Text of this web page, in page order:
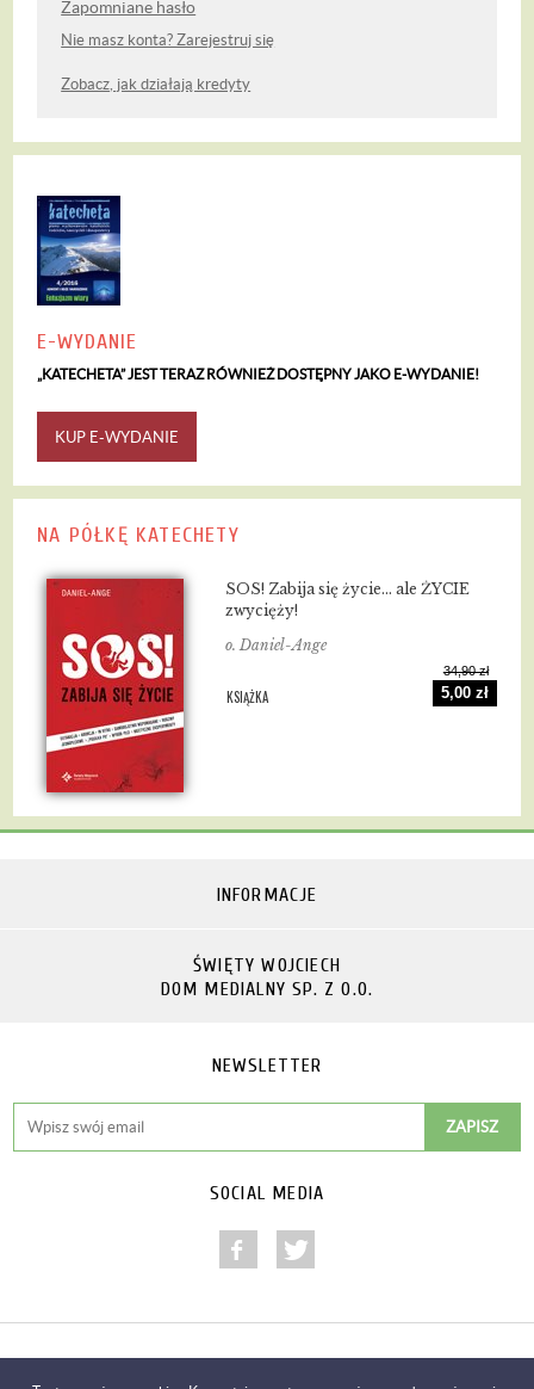
Zapomniane hasło
Nie masz konta? Zarejestruj się
Zobacz, jak działają kredyty
E-WYDANIE
„KATECHETA” JEST TERAZ RÓWNIEŻ DOSTĘPNY JAKO E-WYDANIE!
KUP E-WYDANIE
NA PÓŁKĘ KATECHETY
SOS! Zabija się życie... ale ŻYCIE
zwycięży!
o. Daniel-Ange
KSIĄŻKA
34,90 zł
5,00 zł
INFORMACJE
ŚWIĘTY WOJCIECH
DOM MEDIALNY SP. Z O.O.
NEWSLETTER
SOCIAL MEDIA